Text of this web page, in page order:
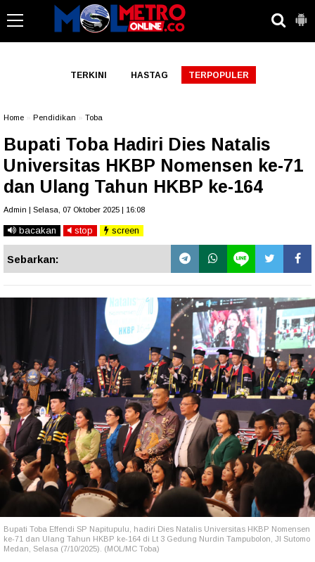
TERKINI HASTAG TERPOPULER
Home Pendidikan Toba
Bupati Toba Hadiri Dies Natalis
Universitas HKBP Nomensen ke-71
dan Ulang Tahun HKBP ke-164
Admin | Selasa, 07 Oktober 2025 | 16:08
bacakan stop screen
Sebarkan:
Bupati Toba Effendi SP Napitupulu, hadiri Dies Natalis Universitas HKBP Nomensen
ke-71 dan Ulang Tahun HKBP ke-164 di Lt 3 Gedung Nurdin Tampubolon, Jl Sutomo
Medan, Selasa (7/10/2025). (MOL/MC Toba)